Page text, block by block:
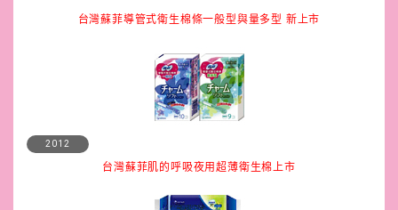
台灣蘇菲導管式衛生棉條一般型與量多型 新上市
2012
台灣蘇菲肌的呼吸夜用超薄衛生棉上市